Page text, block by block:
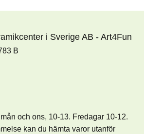
i Sverige AB - Art4Fun
B
och ons, 10-13. Fredagar 10-12.
kan du hämta varor utanför